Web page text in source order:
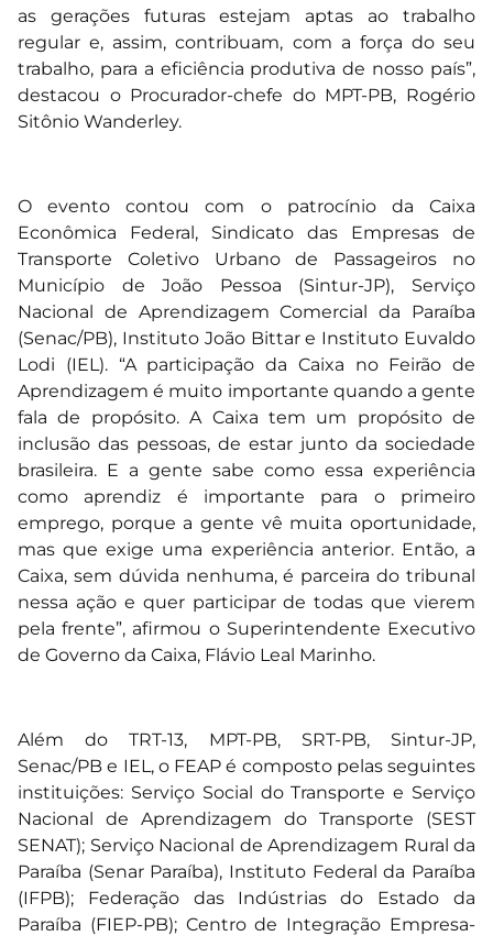
as gerações futuras estejam aptas ao trabalho
regular e, assim, contribuam, com a força do seu
trabalho, para a eficiência produtiva de nosso país”,
destacou o Procurador-chefe do MPT-PB, Rogério
Sitônio Wanderley.
O evento contou com o patrocínio da Caixa
Econômica Federal, Sindicato das Empresas de
Transporte Coletivo Urbano de Passageiros no
Município de João Pessoa (Sintur-JP), Serviço
Nacional de Aprendizagem Comercial da Paraíba
(Senac/PB), Instituto João Bittar e Instituto Euvaldo
Lodi (IEL). “A participação da Caixa no Feirão de
Aprendizagem é muito importante quando a gente
fala de propósito. A Caixa tem um propósito de
inclusão das pessoas, de estar junto da sociedade
brasileira. E a gente sabe como essa experiência
como aprendiz é importante para o primeiro
emprego, porque a gente vê muita oportunidade,
mas que exige uma experiência anterior. Então, a
Caixa, sem dúvida nenhuma, é parceira do tribunal
nessa ação e quer participar de todas que vierem
pela frente”, afirmou o Superintendente Executivo
de Governo da Caixa, Flávio Leal Marinho.
Além do TRT-13, MPT-PB, SRT-PB, Sintur-JP,
Senac/PB e IEL, o FEAP é composto pelas seguintes
instituições: Serviço Social do Transporte e Serviço
Nacional de Aprendizagem do Transporte (SEST
SENAT); Serviço Nacional de Aprendizagem Rural da
Paraíba (Senar Paraíba), Instituto Federal da Paraíba
(IFPB); Federação das Indústrias do Estado da
Paraíba (FIEP-PB); Centro de Integração Empresa-